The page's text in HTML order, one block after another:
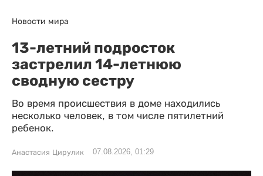
Новости мира
13-летний подросток
застрелил 14-летнюю
сводную сестру
Во время происшествия в доме находились
несколько человек, в том числе пятилетний
ребенок.
Анастасия Цирулик 07.08.2026, 01:29